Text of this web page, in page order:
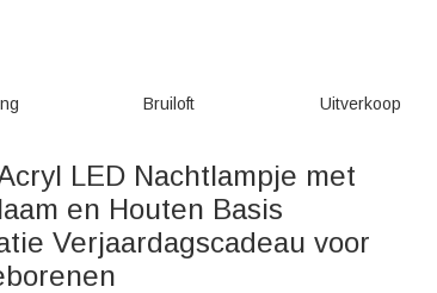
Bruiloft Uitverkoop
LED Nachtlampje met
en Houten Basis
Verjaardagscadeau voor